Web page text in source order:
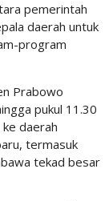
pemerintah
daerah untuk
program
Prabowo
pukul 11.30
daerah
termasuk
tekad besar